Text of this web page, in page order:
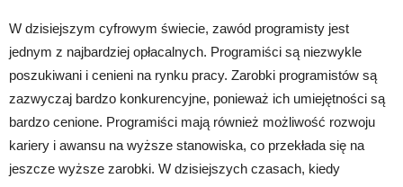
W dzisiejszym cyfrowym świecie, zawód programisty jest
jednym z najbardziej opłacalnych. Programiści są niezwykle
poszukiwani i cenieni na rynku pracy. Zarobki programistów są
zazwyczaj bardzo konkurencyjne, ponieważ ich umiejętności są
bardzo cenione. Programiści mają również możliwość rozwoju
kariery i awansu na wyższe stanowiska, co przekłada się na
jeszcze wyższe zarobki. W dzisiejszych czasach, kiedy